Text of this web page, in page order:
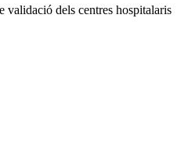
validació dels centres hospitalaris